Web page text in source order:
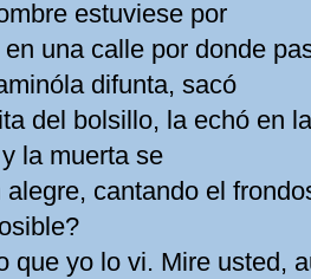
estuviese por
una calle por donde
difunta, sacó
del bolsillo, la echó en
la muerta se
alegre, cantando el
que yo lo vi. Mire usted,